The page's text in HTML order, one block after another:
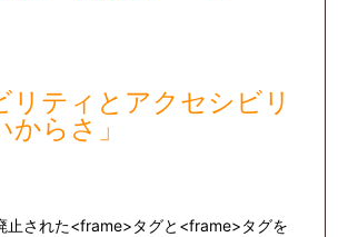
リティとアクセシビリ
らさ」
止された<frame>タグと<frame>タグを